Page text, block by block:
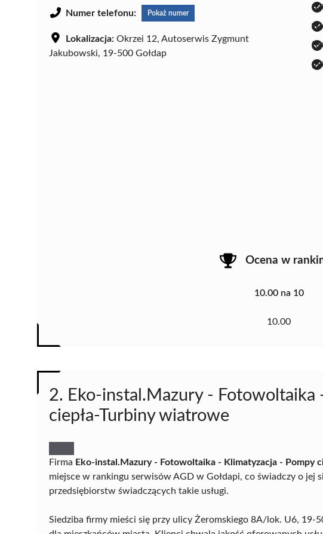
Numer telefonu: Pokaż numer
Lokalizacja: Okrzei 12, Autoserwis Zygmunt
Jakubowski, 19-500 Gołdap
Ocena w
10.00 na 10
10.00
2. Eko-instal.Mazury - Fotowoltaika
ciepła-Turbiny wiatrowe
Firma Eko-instal.Mazury - Fotowoltaika - Klimatyzacja - Pompy
miejsce w rankingu serwisów AGD w Gołdapi, co świadczy o jej
przedsiębiorstw świadczących takie usługi.
Siedziba firmy mieści się przy ulicy Żeromskiego 8A/lok. U6, 19-